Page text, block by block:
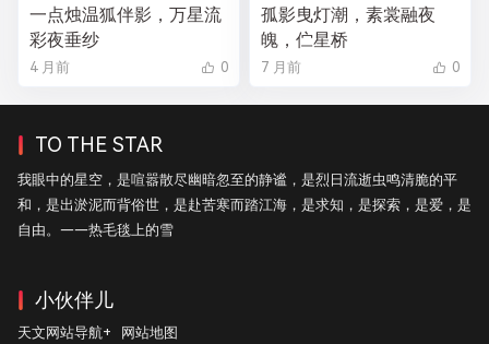
一点烛温狐伴影，万星流
彩夜垂纱
4 月前 0
孤影曳灯潮，素裳融夜
魄，伫星桥
7 月前 0
TO THE STAR
我眼中的星空，是喧嚣散尽幽暗忽至的静谧，是烈日流逝虫鸣清脆的平
和，是出淤泥而背俗世，是赴苦寒而踏江海，是求知，是探索，是爱，是
自由。——热毛毯上的雪
小伙伴儿
天文网站导航+ 网站地图